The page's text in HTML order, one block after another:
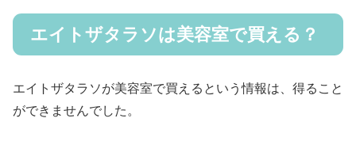
エイトザタラソは美容室で買える？
エイトザタラソが美容室で買えるという情報は、得ること
ができませんでした。